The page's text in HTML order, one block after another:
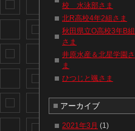
校 水泳部さま
北R高校4年2組さま
秋田県立O高校3年B組
さま
井原水産＆北星学園さ
ま
ひつじと颯さま
アーカイブ
2021年3月 (1)